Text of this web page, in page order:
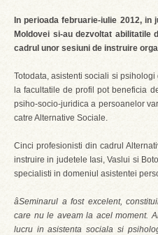
In perioada februarie-iulie 2012,
Moldovei si-au dezvoltat
cadrul unor sesiuni de instruire
Totodata, asistenti sociali si
la facultatile de profil pot beneficia
psiho-socio-juridica a persoanelor
catre Alternative Sociale.
Cinci profesionisti din cadrul
instruire in judetele Iasi, Vaslui si
specialisti in domeniul asistentei
âSeminarul a fost excelent,
care nu le aveam la acel moment.
lucru in asistenta sociala si